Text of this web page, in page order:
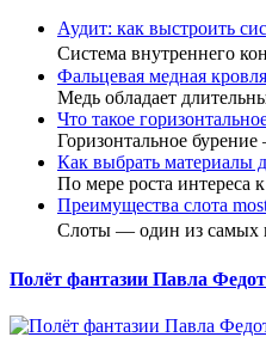
Аудит: как выстроить
Система внутреннего
Фальцевая медная
Медь обладает
Что такое
Горизонтальное
Как выбрать материалы
По мере роста интереса
Преимущества слота
Слоты — один из самых
Полёт фантазии Павла